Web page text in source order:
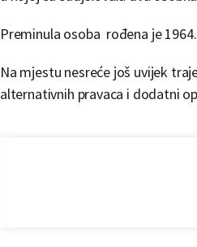
Preminula osoba rođena je
Na mjestu nesreće još uvijek
alternativnih pravaca i dodatni